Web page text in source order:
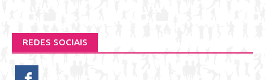
REDES SOCIAIS